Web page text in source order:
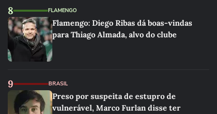
8 FLAMENGO
Flamengo: Diego Ribas dá boas-vindas
para Thiago Almada, alvo do clube
9 BRASIL
Preso por suspeita de estupro de
vulnerável, Marco Furlan disse ter